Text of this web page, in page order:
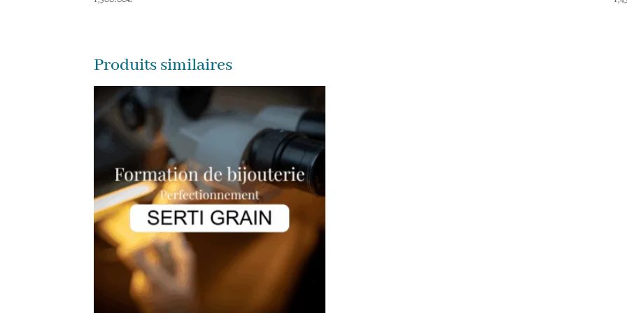
5.00
5.00
Produits similaires